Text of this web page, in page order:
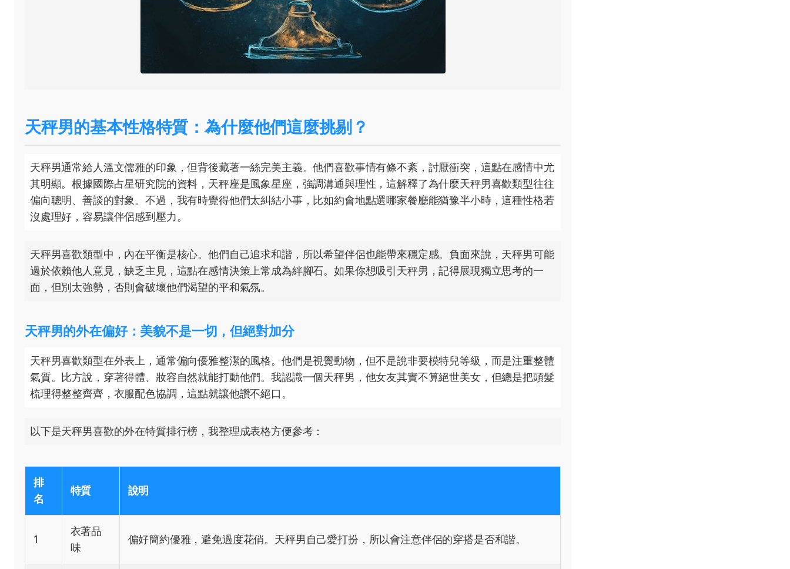
天秤男的基本性格特質：為什麼他們這麼挑剔？
天秤男通常給人溫文儒雅的印象，但背後藏著一絲完美主義。他們喜歡事情有條不紊，討厭衝突，這點在感情中尤
其明顯。根據國際占星研究院的資料，天秤座是風象星座，強調溝通與理性，這解釋了為什麼天秤男喜歡類型往往
偏向聰明、善談的對象。不過，我有時覺得他們太糾結小事，比如約會地點選哪家餐廳能猶豫半小時，這種性格若
沒處理好，容易讓伴侶感到壓力。
天秤男喜歡類型中，內在平衡是核心。他們自己追求和諧，所以希望伴侶也能帶來穩定感。負面來說，天秤男可能
過於依賴他人意見，缺乏主見，這點在感情決策上常成為絆腳石。如果你想吸引天秤男，記得展現獨立思考的一
面，但別太強勢，否則會破壞他們渴望的平和氣氛。
天秤男的外在偏好：美貌不是一切，但絕對加分
天秤男喜歡類型在外表上，通常偏向優雅整潔的風格。他們是視覺動物，但不是說非要模特兒等級，而是注重整體
氣質。比方說，穿著得體、妝容自然就能打動他們。我認識一個天秤男，他女友其實不算絕世美女，但總是把頭髮
梳理得整整齊齊，衣服配色協調，這點就讓他讚不絕口。
以下是天秤男喜歡的外在特質排行榜，我整理成表格方便參考：
排
名
特質 說明
1
衣著品
味
偏好簡約優雅，避免過度花俏。天秤男自己愛打扮，所以會注意伴侶的穿搭是否和諧。